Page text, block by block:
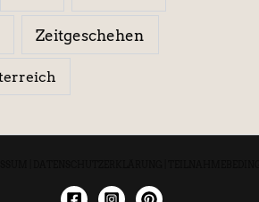
Zeitgeschehen